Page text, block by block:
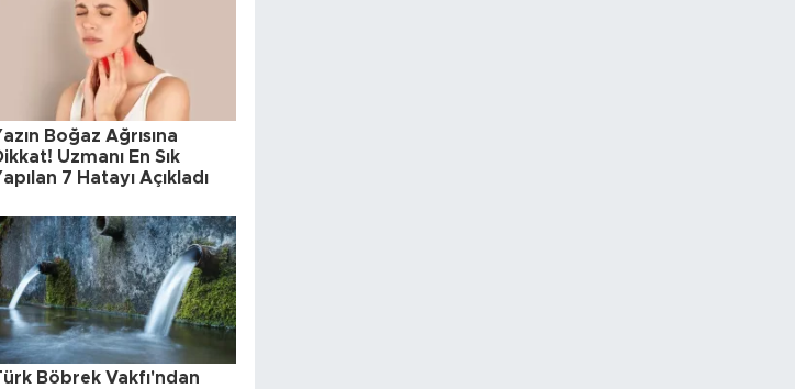
Boğaz Ağrısına
Uzmanı En Sık
7 Hatayı Açıkladı
Böbrek Vakfı'ndan